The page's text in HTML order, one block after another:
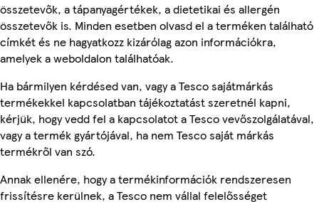
összetevők, a tápanyagértékek, a dietetikai és allergén
összetevők is. Minden esetben olvasd el a terméken található
címkét és ne hagyatkozz kizárólag azon információkra,
amelyek a weboldalon találhatóak.
Ha bármilyen kérdésed van, vagy a Tesco sajátmárkás
termékekkel kapcsolatban tájékoztatást szeretnél kapni,
kérjük, hogy vedd fel a kapcsolatot a Tesco vevőszolgálatával,
vagy a termék gyártójával, ha nem Tesco saját márkás
termékről van szó.
Annak ellenére, hogy a termékinformációk rendszeresen
frissítésre kerülnek, a Tesco nem vállal felelősséget